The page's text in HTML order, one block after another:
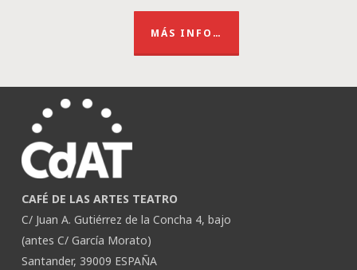
MÁS INFO…
CAFÉ DE LAS ARTES TEATRO
C/ Juan A. Gutiérrez de la Concha 4, bajo
(antes C/ García Morato)
Santander, 39009 ESPAÑA